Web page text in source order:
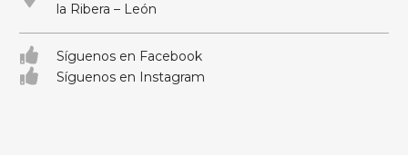
la Ribera – León
Síguenos en Facebook
Síguenos en Instagram